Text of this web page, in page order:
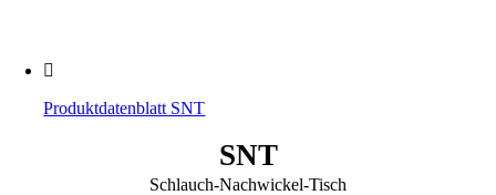
Produktdatenblatt SNT
SNT
Schlauch-Nachwickel-Tisch